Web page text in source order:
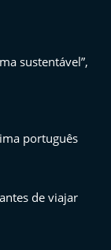
sustentável”,
português
de viajar